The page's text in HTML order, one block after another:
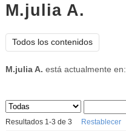
M.julia A.
Todos los contenidos
M.julia A. está actualmente en:
Sus archivos
Resultados 1-3 de 3 Restablecer